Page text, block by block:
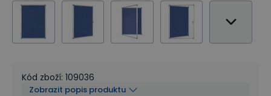
Kód zboží: 109036
Zobrazit popis produktu